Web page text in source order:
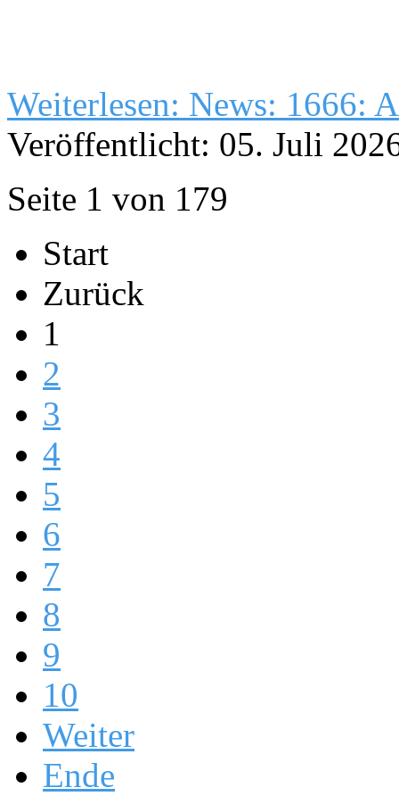
Weiterlesen: News: 1666:
Veröffentlicht: 05. Juli
Seite 1 von 179
Start
Zurück
1
2
3
4
5
6
7
8
9
10
Weiter
Ende